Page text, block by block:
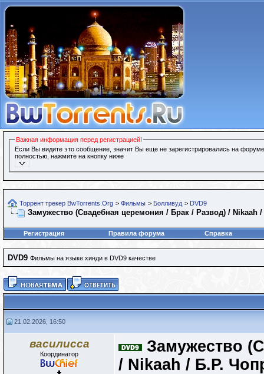
Важная информация перед регистрацией!
Если Вы видите это сообщение, значит Вы еще не зарегистрировались на
полностью, нажмите на кнопку ниже
Торрент трекер BwTorrents.Org > Фильмы > Болливуд > DVD9
Замужество (Свадебная церемония / Брак / Развод) / Nikaah
Регистрация Правила форума Справка
DVD9 Фильмы на языке хинди в DVD9 качестве
21.02.2026, 16:50
василисса
Координатор
Замужество
/ Nikaah / Б.Р.